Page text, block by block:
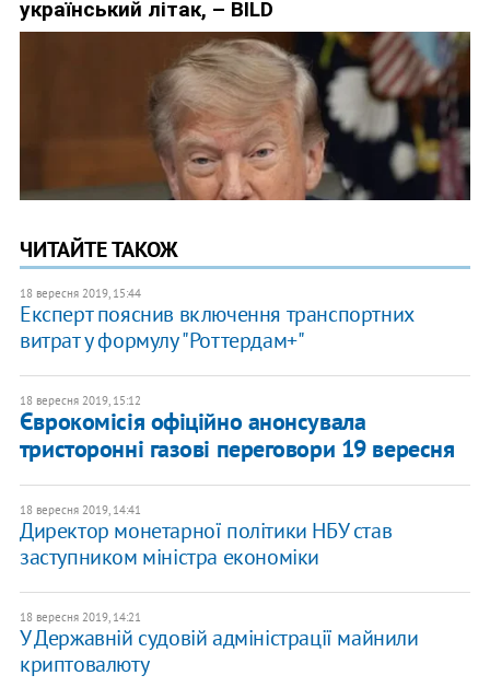
ЧИТАЙТЕ ТАКОЖ
18 вересня 2019, 15:44
Експерт пояснив включення транспортних
витрат у формулу "Роттердам+"
18 вересня 2019, 15:12
Єврокомісія офіційно анонсувала
тристоронні газові переговори 19 вересня
18 вересня 2019, 14:41
Директор монетарної політики НБУ став
заступником міністра економіки
18 вересня 2019, 14:21
У Державній судовій адміністрації майнили
криптовалюту